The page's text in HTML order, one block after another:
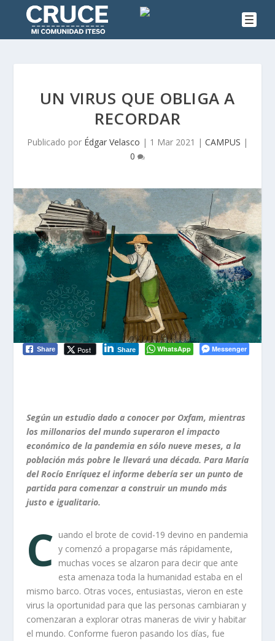
UN VIRUS QUE OBLIGA A
RECORDAR
Publicado por Édgar Velasco | 1 Mar 2021 | CAMPUS |
0
Share Post Share WhatsApp Messenger
Según un estudio dado a conocer por Oxfam, mientras
los millonarios del mundo superaron el impacto
económico de la pandemia en sólo nueve meses, a la
población más pobre le llevará una década. Para María
del Rocío Enríquez el informe debería ser un punto de
partida para comenzar a construir un mundo más
justo e igualitario.
C uando el brote de covid-19 devino en pandemia
y comenzó a propagarse más rápidamente,
muchas voces se alzaron para decir que ante
esta amenaza toda la humanidad estaba en el
mismo barco. Otras voces, entusiastas, vieron en este
virus la oportunidad para que las personas cambiaran y
comenzaran a explorar otras maneras de vivir y habitar
el mundo. Conforme fueron pasando los días, fue